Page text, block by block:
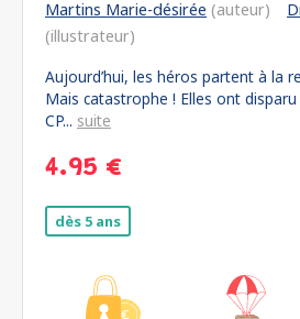
Martins Marie-désirée (auteur)
(illustrateur)
Aujourd’hui, les héros partent à la
Mais catastrophe ! Elles ont
CP... suite
4.95 €
dès 5 ans